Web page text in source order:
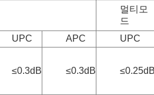
멀티모
드
UPC APC
UPC
≤0.3dB ≤0.3dB